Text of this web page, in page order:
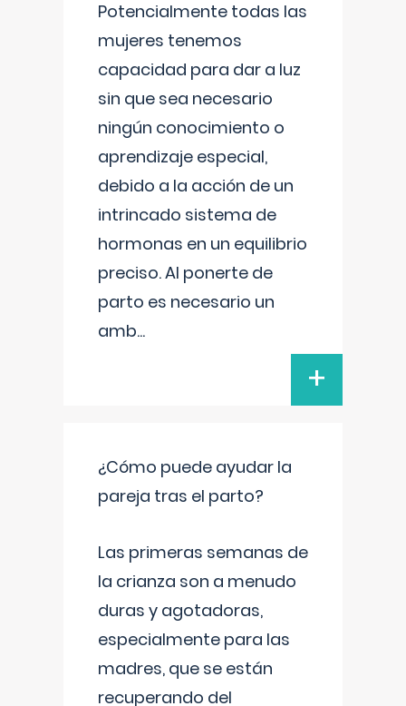
Potencialmente todas las
mujeres tenemos
capacidad para dar a luz
sin que sea necesario
ningún conocimiento o
aprendizaje especial,
debido a la acción de un
intrincado sistema de
hormonas en un equilibrio
preciso. Al ponerte de
parto es necesario un
amb...
+
¿Cómo puede ayudar la
pareja tras el parto?
Las primeras semanas de
la crianza son a menudo
duras y agotadoras,
especialmente para las
madres, que se están
recuperando del